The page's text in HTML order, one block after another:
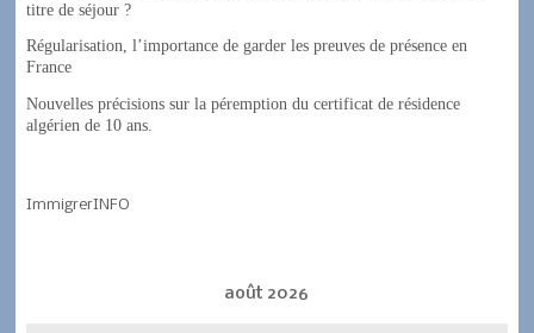
titre de séjour ?
Régularisation, l’importance de garder les preuves de présence en
France
Nouvelles précisions sur la péremption du certificat de résidence
algérien de 10 ans.
ImmigrerINFO
août 2026